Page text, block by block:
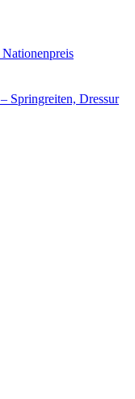
Springreiten, Dressur